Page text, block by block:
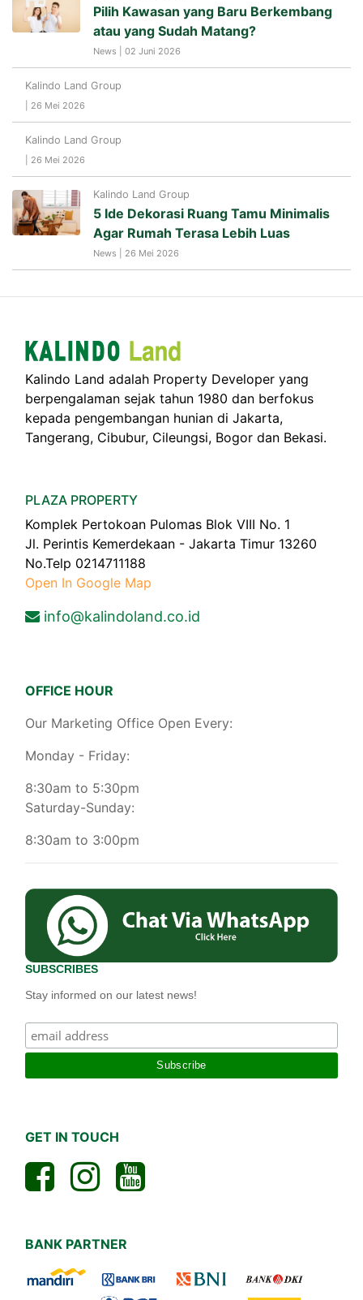
Pilih Kawasan yang Baru Berkembang
atau yang Sudah Matang?
News | 02 Juni 2026
Kalindo Land Group
| 26 Mei 2026
Kalindo Land Group
| 26 Mei 2026
Kalindo Land Group
5 Ide Dekorasi Ruang Tamu Minimalis
Agar Rumah Terasa Lebih Luas
News | 26 Mei 2026
Kalindo Land adalah Property Developer yang
berpengalaman sejak tahun 1980 dan berfokus
kepada pengembangan hunian di Jakarta,
Tangerang, Cibubur, Cileungsi, Bogor dan Bekasi.
PLAZA PROPERTY
Komplek Pertokoan Pulomas Blok VIII No. 1
Jl. Perintis Kemerdekaan - Jakarta Timur 13260
No.Telp 0214711188
Open In Google Map
info@kalindoland.co.id
OFFICE HOUR
Our Marketing Office Open Every:
Monday - Friday:
8:30am to 5:30pm
Saturday-Sunday:
8:30am to 3:00pm
SUBSCRIBES
Stay informed on our latest news!
GET IN TOUCH
BANK PARTNER